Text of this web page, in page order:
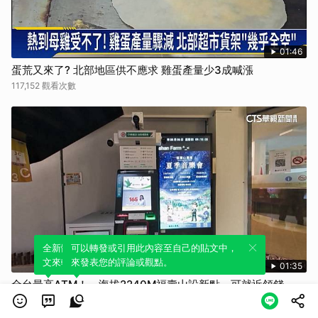
01:46
蛋荒又來了? 北部地區供不應求 雞蛋產量少3成喊漲
117,152 觀看次數
01:35
全台最高ATM！ 海拔2240M福壽山設新點 可就近領錢
17,638 觀看次數
全新體驗！一鍵引用此內容，透過發布貼
文來輕鬆表達個人立場。
可以轉發或引用此內容至自己的貼文中，
來發表您的評論或觀點。